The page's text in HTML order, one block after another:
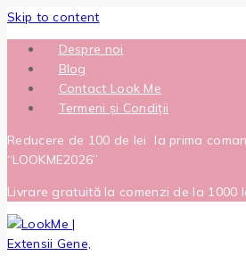
Skip to content
Despre noi
Blog
Contact Look Me
Termeni și Condiții
Reducere de 100 de lei la prima
“LOOKME2026”
Livrare gratuită la comenzi de la 1000